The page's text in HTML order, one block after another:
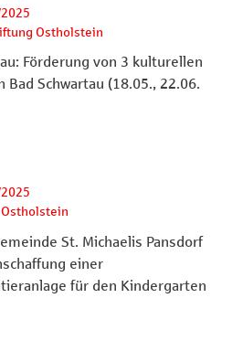
Ostholstein
Förderung von 3 kulturellen
Bad Schwartau (18.05., 22.06.
St. Michaelis Pansdorf
einer
für den Kindergarten